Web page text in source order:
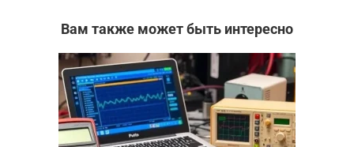
Вам также может быть интересно